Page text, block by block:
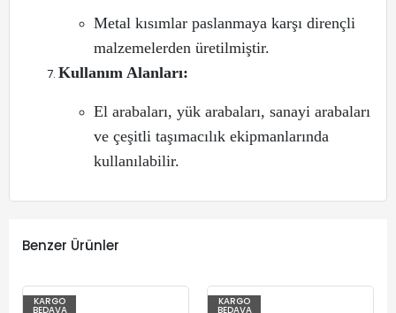
Metal kısımlar paslanmaya karşı dirençli
malzemelerden üretilmiştir.
Kullanım Alanları:
El arabaları, yük arabaları, sanayi arabaları
ve çeşitli taşımacılık ekipmanlarında
kullanılabilir.
Benzer Ürünler
KARGO
BEDAVA
KARGO
BEDAVA